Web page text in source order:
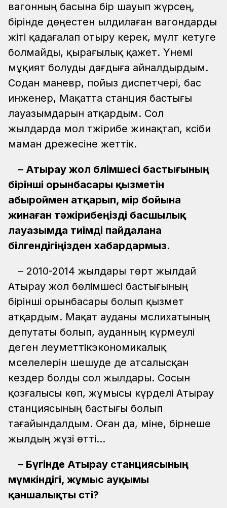
вагонның басына бір шауып жүрсең,
бірінде дөңестен ылдилаған вагондарды
жіті қадағалап отыру керек, мүлт кетуге
болмайды, қырағылық қажет. Үнемі
мұқият болуды дағдыға айналдырдым.
Содан маневр, пойыз диспетчері, бас
инженер, Мақатта станция бастығы
лауазымдарын атқардым. Сол
жылдарда мол тәжірибе жинақтап, кәсіби
маман дәрежесіне жеттік.
– Атырау жол бөлімшесі бастығының
бірінші орынбасары қызметін
абыроймен атқарып, өмір бойына
жинаған тәжірибеңізді басшылық
лауазымда тиімді пайдалана
білгендігіңізден хабардармыз.
– 2010-2014 жылдары төрт жылдай
Атырау жол бөлімшесі бастығының
бірінші орынбасары болып қызмет
атқардым. Мақат ауданы мәслихатының
депутаты болып, ауданның күрмеулі
деген әлеуметтікэкономикалық
мәселелерін шешуде де атсалысқан
кездер болды сол жылдары. Сосын
қозғалысы көп, жұмысы күрделі Атырау
станциясының бастығы болып
тағайындалдым. Оған да, міне, бірнеше
жылдың жүзі өтті...
– Бүгінде Атырау станциясының
мүмкіндігі, жұмыс ауқымы
қаншалықты өсті?